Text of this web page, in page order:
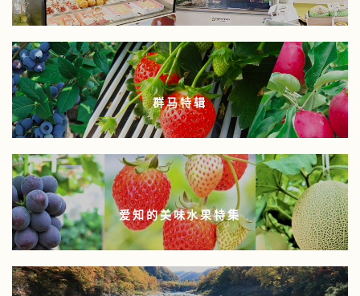
群马特辑
爱知的美味水果特集